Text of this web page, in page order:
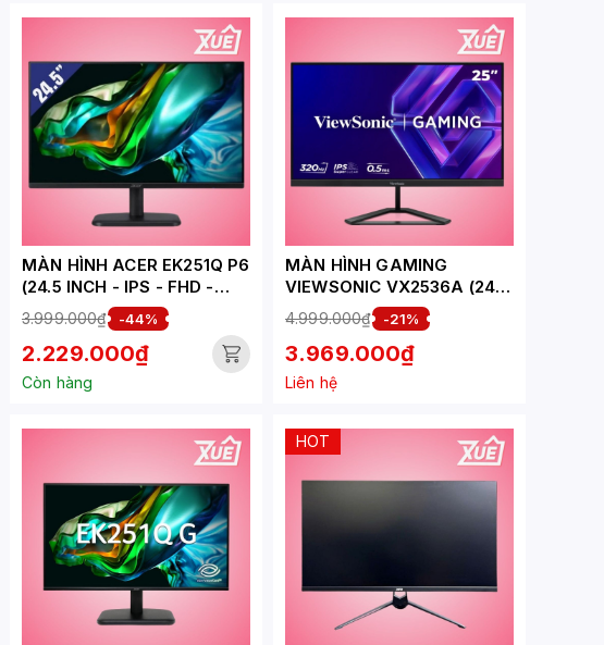
MÀN HÌNH ACER EK251Q P6
(24.5 INCH - IPS - FHD -
144HZ - 1MS)
3.999.000₫ -44%
2.229.000₫
Còn hàng
MÀN HÌNH GAMING
VIEWSONIC VX2536A (24.5
INCH - IPS - FHD - 320HZ -
0.5MS)
4.999.000₫ -21%
3.969.000₫
Liên hệ
HOT